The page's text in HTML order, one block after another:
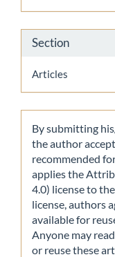
Section
Articles
By submitting
the author
recommended
applies the
4.0) license to
license, authors
available for
Anyone may
or reuse these